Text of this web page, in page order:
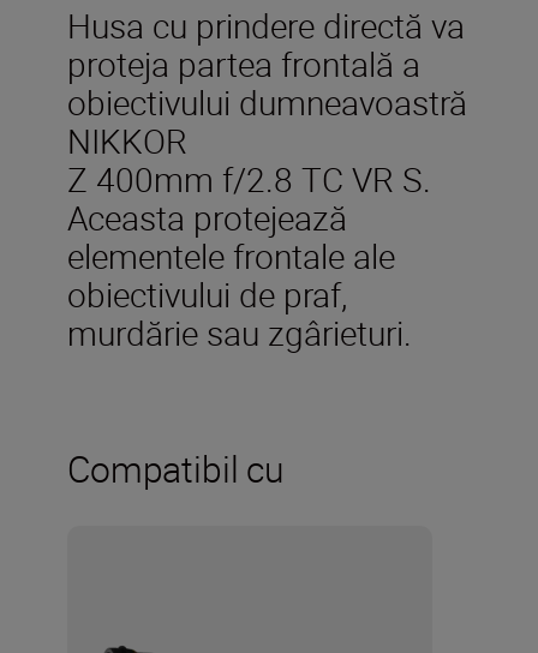
Husa cu prindere directă va
proteja partea frontală a
obiectivului dumneavoastră
NIKKOR
Z 400mm f/2.8 TC VR S.
Aceasta protejează
elementele frontale ale
obiectivului de praf,
murdărie sau zgârieturi.
Compatibil cu